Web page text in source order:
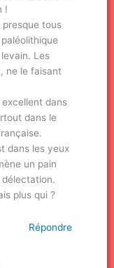
!
presque tous
Les
ne le faisant
excellent dans
dans le
dans les yeux
un pain
délectation.
plus qui ?
Répondre